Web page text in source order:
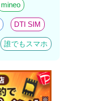
mineo
DTI SIM
誰でもスマホ